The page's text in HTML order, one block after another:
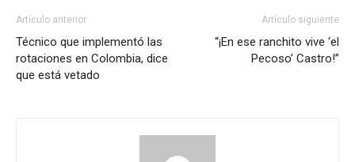
Artículo anterior
Técnico que implementó las
rotaciones en Colombia, dice
que está vetado
Artículo siguiente
“¡En ese ranchito vive ‘el
Pecoso’ Castro!”